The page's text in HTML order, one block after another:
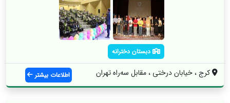
دبستان دخترانه
کرج ، خیابان درختی ، مقابل سه‌راه تهران اطلاعات بیشتر